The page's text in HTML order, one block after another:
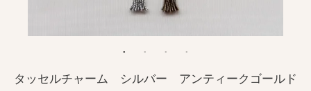
タッセルチャーム シルバー アンティークゴールド